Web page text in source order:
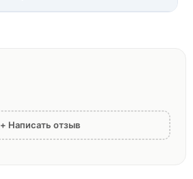
+ Написать отзыв